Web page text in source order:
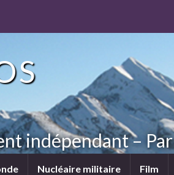
indépendant –
Nucléaire militaire Film